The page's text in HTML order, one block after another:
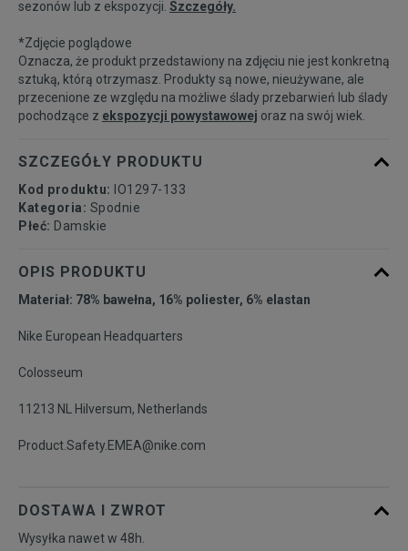
sezonów lub z ekspozycji. Szczegóły.
*Zdjęcie poglądowe
Oznacza, że produkt przedstawiony na zdjęciu nie jest konkretną
sztuką, którą otrzymasz. Produkty są nowe, nieużywane, ale
przecenione ze względu na możliwe ślady przebarwień lub ślady
pochodzące z ekspozycji powystawowej oraz na swój wiek.
SZCZEGÓŁY PRODUKTU
Kod produktu:
IO1297-133
Kategoria: Spodnie
Płeć: Damskie
OPIS PRODUKTU
Materiał: 78% bawełna, 16% poliester, 6% elastan
Nike European Headquarters
Colosseum
11213 NL Hilversum, Netherlands
Product.Safety.EMEA@nike.com
DOSTAWA I ZWROT
Wysyłka nawet w 48h.